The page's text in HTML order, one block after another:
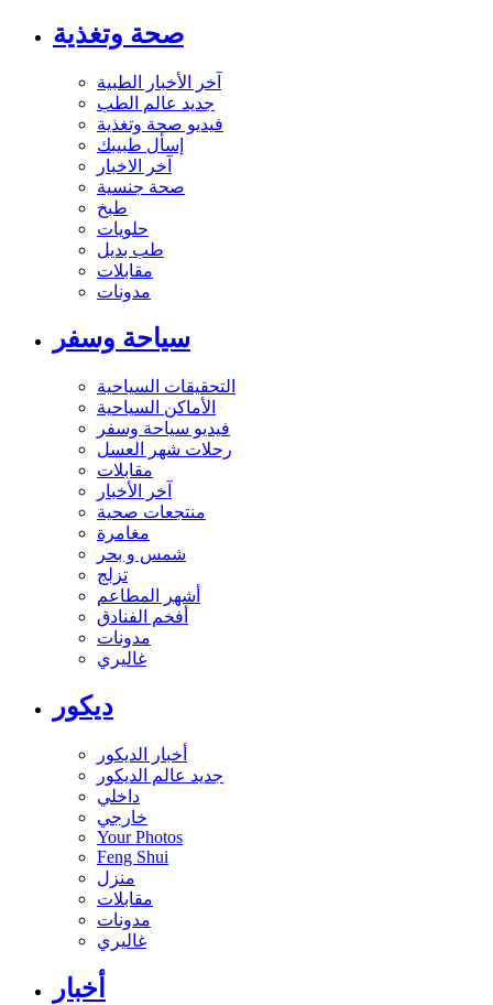
صحة وتغذية
آخر الأخبار الطبية
جديد عالم الطب
فيديو صحة وتغذية
إسأل طبيبك
آخر الاخبار
صحة جنسية
طبخ
حلويات
طب بديل
مقابلات
مدونات
سياحة وسفر
التحقيقات السياحية
الأماكن السياحية
فيديو سياحة وسفر
رحلات شهر العسل
مقابلات
آخر الأخبار
منتجعات صحية
مغامرة
شمس و بحر
تزلج
أشهر المطاعم
أفخم الفنادق
مدونات
غاليري
ديكور
أخبار الديكور
جديد عالم الديكور
داخلي
خارجي
Your Photos
Feng Shui
منزل
مقابلات
مدونات
غاليري
أخبار